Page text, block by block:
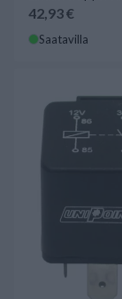
42,93 €
Saatavilla